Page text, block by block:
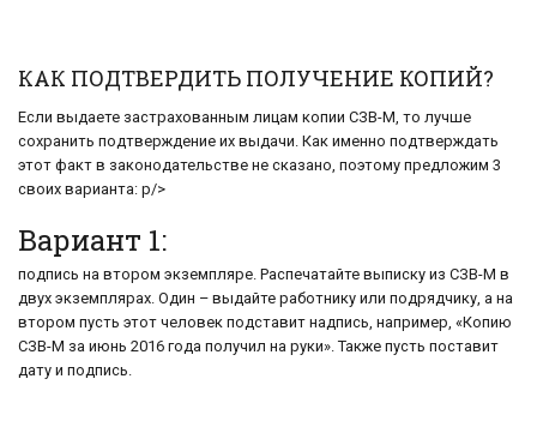
КАК ПОДТВЕРДИТЬ ПОЛУЧЕНИЕ КОПИЙ?
Если выдаете застрахованным лицам копии СЗВ-М, то лучше
сохранить подтверждение их выдачи. Как именно подтверждать
этот факт в законодательстве не сказано, поэтому предложим 3
своих варианта: p/>
Вариант 1:
подпись на втором экземпляре. Распечатайте выписку из СЗВ-М в
двух экземплярах. Один – выдайте работнику или подрядчику, а на
втором пусть этот человек подставит надпись, например, «Копию
СЗВ-М за июнь 2016 года получил на руки». Также пусть поставит
дату и подпись.